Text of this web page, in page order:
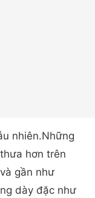
nhiên.Những
hơn trên
gần như
dày đặc như